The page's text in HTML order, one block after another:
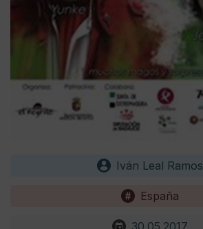
Iván Leal Ramos
España
30.05.2017